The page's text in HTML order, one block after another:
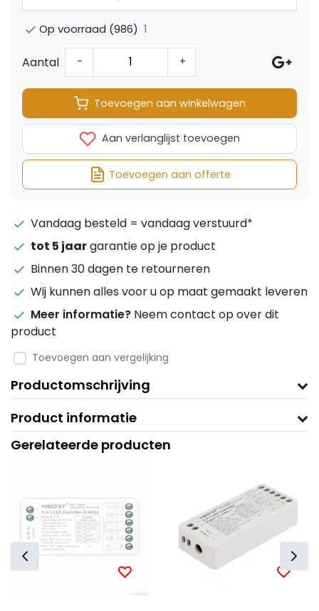
Op voorraad (986) 1
Aantal - +
Toevoegen aan winkelwagen
Aan verlanglijst toevoegen
Toevoegen aan offerte
Vandaag besteld = vandaag verstuurd*
tot 5 jaargarantie op je product
Binnen 30 dagen te retourneren
Wij kunnen alles voor u op maat gemaakt leveren
Meer informatie? Neem contact op over dit
product
Toevoegen aan vergelijking
Productomschrijving
Product informatie
Gerelateerde producten